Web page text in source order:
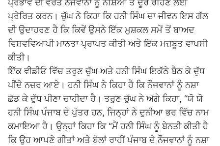
ਪ੍ਰਭਾਵ ਦੀ ਵਰਤੋਂ ਨੌਜਵਾਨਾਂ ਨੂੰ ਨਸ਼ਿਆਂ ਤੋਂ ਦੂਰ ਰਹਿਣ ਲਈ
ਪ੍ਰੇਰਿਤ ਕਰਨ। ਚੁੱਘ ਨੇ ਕਿਹਾ ਕਿ ਹਨੀ ਸਿੰਘ ਦਾ ਜੀਵਨ ਇਸ ਗੱਲ
ਦੀ ਉਦਾਹਰਣ ਹੈ ਕਿ ਕਿਵੇਂ ਉਸਨੇ ਇੱਕ ਮੁਸ਼ਕਲ ਸਮੇਂ ਤੋਂ ਬਾਅਦ
ਵਿਸ਼ਵਵਿਆਪੀ ਮਾਨਤਾ ਪ੍ਰਾਪਤ ਕੀਤੀ ਅਤੇ ਇੱਕ ਮਜ਼ਬੂਤ ​​ਵਾਪਸੀ
ਕੀਤੀ।
ਇੱਕ ਵੀਡੀਓ ਵਿੱਚ ਤਰੁਣ ਚੁੱਘ ਅਤੇ ਹਨੀ ਸਿੰਘ ਇਕੱਠੇ ਬੈਠ ਕੇ ਦੁੱਧ
ਪੀਂਦੇ ਨਜ਼ਰ ਆਏ। ਹਨੀ ਸਿੰਘ ਨੇ ਕਿਹਾ ਹੈ ਕਿ ਨੌਜਵਾਨਾਂ ਨੂੰ ਨਸ਼ਾ
ਛੱਡ ਕੇ ਦੁੱਧ ਪੀਣਾ ਚਾਹੀਦਾ ਹੈ। ਤਰੁਣ ਚੁੱਘ ਨੇ ਅੱਗੇ ਕਿਹਾ, “ਯੋ ਯੋ
ਹਨੀ ਸਿੰਘ ਪੰਜਾਬ ਦੇ ਪੁੱਤਰ ਹਨ, ਜਿਨ੍ਹਾਂ ਨੇ ਦੁਨੀਆ ਭਰ ਵਿੱਚ ਨਾਮ
ਕਮਾਇਆ ਹੈ। ਉਨ੍ਹਾਂ ਕਿਹਾ ਕਿ “ਮੈਂ ਹਨੀ ਸਿੰਘ ਨੂੰ ਬੇਨਤੀ ਕੀਤੀ ਹੈ
ਕਿ ਉਹ ਆਪਣੇ ਗੀਤਾਂ ਅਤੇ ਬੋਲਾਂ ਰਾਹੀਂ ਪੰਜਾਬ ਦੇ ਨੌਜਵਾਨਾਂ ਨੂੰ ਨਸ਼ਾ